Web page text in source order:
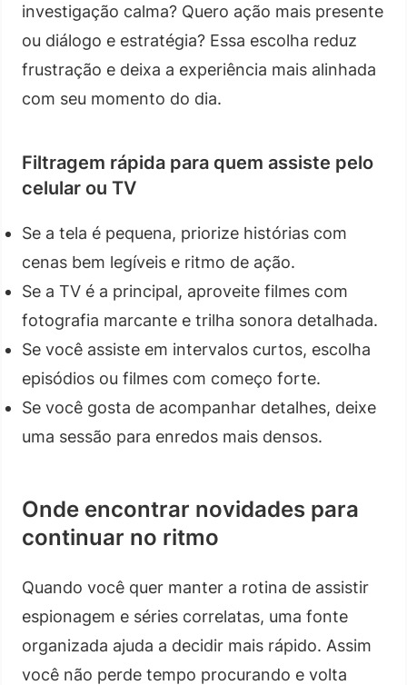
investigação calma? Quero ação mais presente
ou diálogo e estratégia? Essa escolha reduz
frustração e deixa a experiência mais alinhada
com seu momento do dia.
Filtragem rápida para quem assiste pelo
celular ou TV
Se a tela é pequena, priorize histórias com
cenas bem legíveis e ritmo de ação.
Se a TV é a principal, aproveite filmes com
fotografia marcante e trilha sonora detalhada.
Se você assiste em intervalos curtos, escolha
episódios ou filmes com começo forte.
Se você gosta de acompanhar detalhes, deixe
uma sessão para enredos mais densos.
Onde encontrar novidades para
continuar no ritmo
Quando você quer manter a rotina de assistir
espionagem e séries correlatas, uma fonte
organizada ajuda a decidir mais rápido. Assim
você não perde tempo procurando e volta